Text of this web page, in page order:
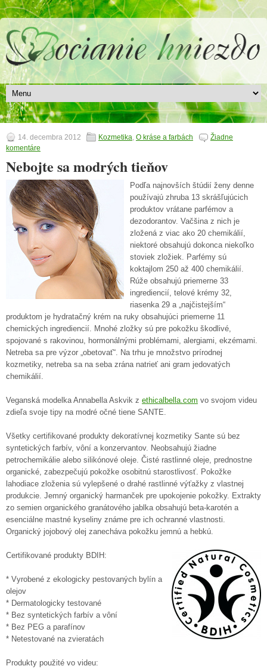
14. decembra 2012 Kozmetika O kráse a farbách
Žiadne
komentáre
Nebojte sa modrých tieňov
Podľa najnovších štúdií ženy denne
používajú zhruba 13 skrášľujúcich
produktov vrátane parfémov a
dezodorantov. Vačšina z nich je
zložená z viac ako 20 chemikálií,
niektoré obsahujú dokonca niekoľko
stoviek zložiek. Parfémy sú
koktajlom 250 až 400 chemikálií.
Rúže obsahujú priemerne 33
ingrediencií, telové krémy 32,
riasenka 29 a „najčistejším“
produktom je hydratačný krém na ruky obsahujúci priemerne 11
chemických ingrediencií. Mnohé zložky sú pre pokožku škodlivé,
spojované s rakovinou, hormonálnými problémami, alergiami, ekzémami.
Netreba sa pre výzor „obetovať“. Na trhu je množstvo prírodnej
kozmetiky, netreba sa na seba zrána natrieť ani gram jedovatých
chemikálií.
Veganská modelka Annabella Askvik z ethicalbella.com vo svojom videu
zdieľa svoje tipy na modré očné tiene SANTE.
Všetky certifikované produkty dekoratívnej kozmetiky Sante sú bez
syntetických farbív, vôní a konzervantov. Neobsahujú žiadne
petrochemikálie alebo silikónové oleje. Čisté rastlinné oleje, prednostne
organické, zabezpečujú pokožke osobitnú starostlivosť. Pokožke
lahodiace zloženia sú vylepšené o drahé rastlinné výťažky z vlastnej
produkcie. Jemný organický harmanček pre upokojenie pokožky. Extrakty
zo semien organického granátového jablka obsahujú beta-karotén a
esenciálne mastné kyseliny známe pre ich ochranné vlastnosti.
Organický jojobový olej zanecháva pokožku jemnú a hebkú.
Certifikované produkty BDIH:
* Vyrobené z ekologicky pestovaných bylín a
olejov
* Dermatologicky testované
* Bez syntetických farbív a vôní
* Bez PEG a parafínov
* Netestované na zvieratách
Produkty použité vo videu: